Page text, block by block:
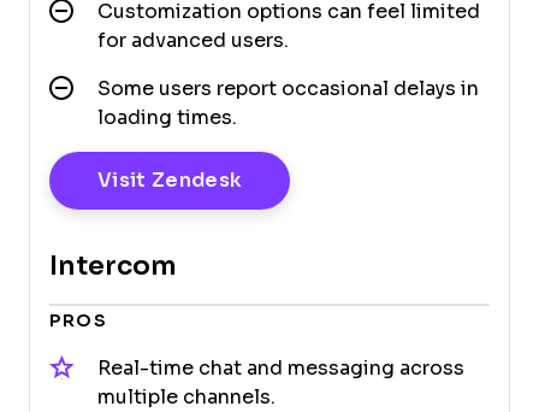
Customization options can feel limited
for advanced users.
Some users report occasional delays in
loading times.
Visit Zendesk Opens New Window
Intercom
PROS
Real-time chat and messaging across
multiple channels.